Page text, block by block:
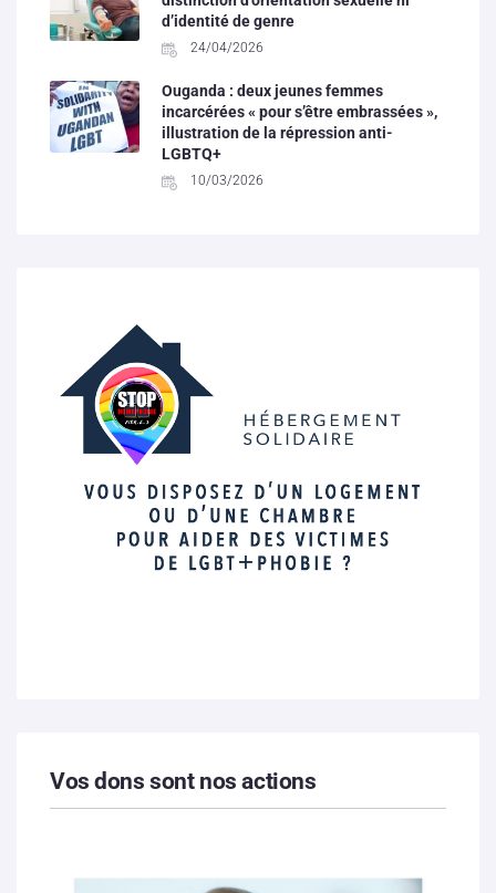
d’identité de genre
24/04/2026
Ouganda : deux jeunes femmes
incarcérées « pour s’être embrassées »,
illustration de la répression anti-
LGBTQ+
10/03/2026
Vos dons sont nos actions